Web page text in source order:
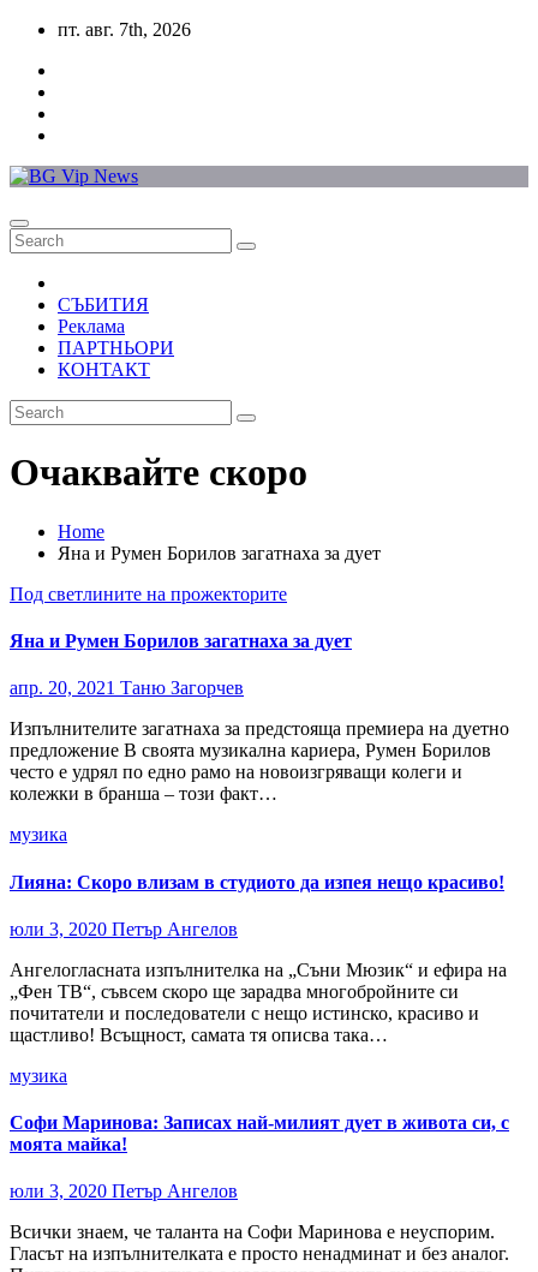
Skip
content
пт. авг. 7th, 2026
СЪБИТИЯ
Реклама
ПАРТНЬОРИ
КОНТАКТ
Очаквайте скоро
Home
Яна и Румен Борилов загатнаха за дует
Под светлините на прожекторите
Яна и Румен Борилов загатнаха за дует
апр. 20, 2021 Таню Загорчев
Изпълнителите загатнаха за предстояща премиера на дуетно
предложение В своята музикална кариера, Румен Борилов
често е удрял по едно рамо на новоизгряващи колеги и
колежки в бранша – този факт…
музика
Лияна: Скоро влизам в студиото да изпея нещо красиво!
юли 3, 2020 Петър Ангелов
Ангелогласната изпълнителка на „Съни Мюзик“ и ефира на
„Фен ТВ“, съвсем скоро ще зарадва многобройните си
почитатели и последователи с нещо истинско, красиво и
щастливо! Всъщност, самата тя описва така…
музика
Софи Маринова: Записах най-милият дует в живота си, с
моята майка!
юли 3, 2020 Петър Ангелов
Всички знаем, че таланта на Софи Маринова е неуспорим.
Гласът на изпълнителката е просто ненадминат и без аналог.